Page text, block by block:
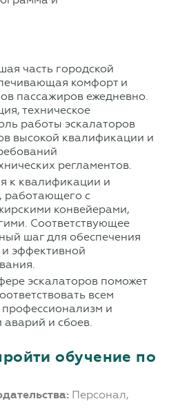
часть городской
комфорт и
пассажиров ежедневно.
техническое
работы эскалаторов
высокой квалификации и
регламентов.
к квалификации и
работающего с
конвейерами,
Соответствующее
шаг для обеспечения
эффективной
эскалаторов поможет
всем
и
и сбоев.
обучение по
Персонал,